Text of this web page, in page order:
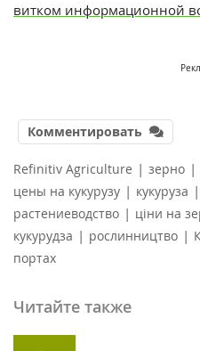
витком информационной
Комментировать
Refinitiv Agriculture | зерно |
цены на кукурузу | кукуруза |
растениеводство | ціни на
кукурудза | рослинництво |
портах
Читайте также